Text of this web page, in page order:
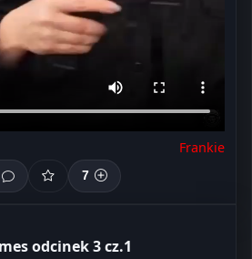
Frankie
7
odcinek 3 cz.1